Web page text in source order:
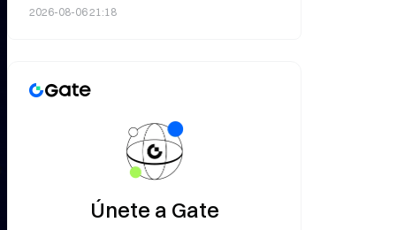
agosto; el oro se mantiene por encima de
2026-08-06 21:18
Únete a Gate